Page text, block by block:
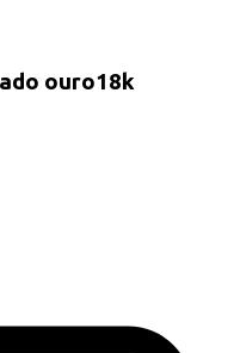
ouro18k